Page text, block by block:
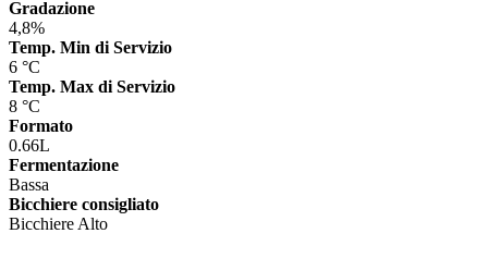
Gradazione
4,8%
Temp. Min di Servizio
6 °C
Temp. Max di Servizio
8 °C
Formato
0.66L
Fermentazione
Bassa
Bicchiere consigliato
Bicchiere Alto